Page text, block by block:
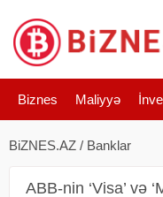
Biznes Maliyyə
BiZNES.AZ / Banklar
ABB-nin ‘Visa’ və